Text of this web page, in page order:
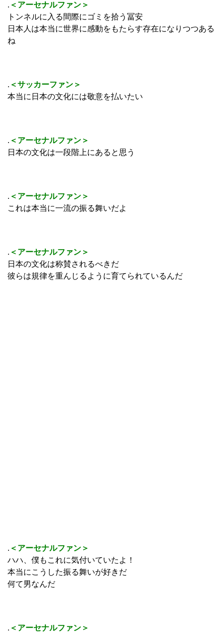
. ＜アーセナルファン＞
トンネルに入る間際にゴミを拾う冨安
日本人は本当に世界に感動をもたらす存在になりつつある
ね
. ＜サッカーファン＞
本当に日本の文化には敬意を払いたい
. ＜アーセナルファン＞
日本の文化は一段階上にあると思う
. ＜アーセナルファン＞
これは本当に一流の振る舞いだよ
. ＜アーセナルファン＞
日本の文化は称賛されるべきだ
彼らは規律を重んじるように育てられているんだ
. ＜アーセナルファン＞
ハハ、僕もこれに気付いていたよ！
本当にこうした振る舞いが好きだ
何て男なんだ
. ＜アーセナルファン＞